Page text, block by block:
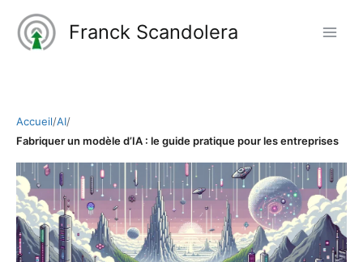
contenu
Franck Scandolera
Accueil/AI/
Fabriquer un modèle d’IA : le guide pratique pour les entreprises